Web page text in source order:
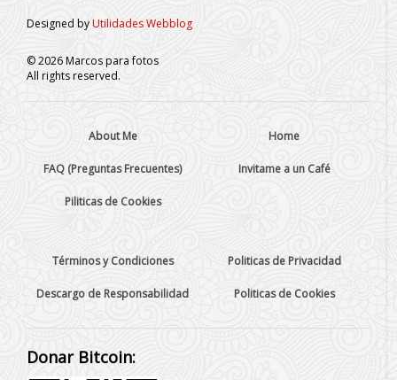
Designed by Utilidades Webblog
©2026Marcos para fotos
All rights reserved.
About Me Home
FAQ (Preguntas Frecuentes) Invitame a un Café
Piliticas de Cookies
Términos y Condiciones Politicas de Privacidad
Descargo de Responsabilidad Politicas de Cookies
Donar Bitcoin: